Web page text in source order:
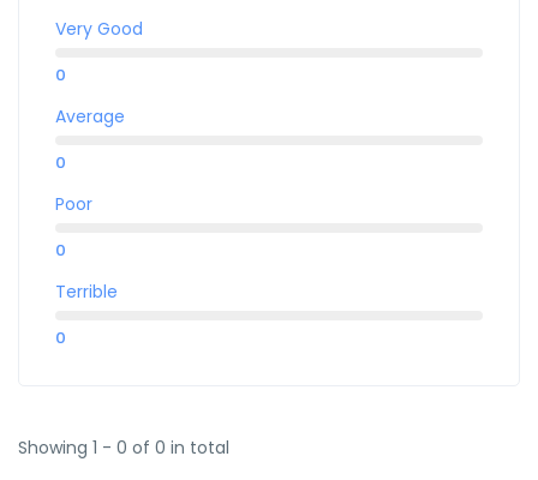
Very Good
0
Average
0
Poor
0
Terrible
0
Showing 1 - 0 of 0 in total